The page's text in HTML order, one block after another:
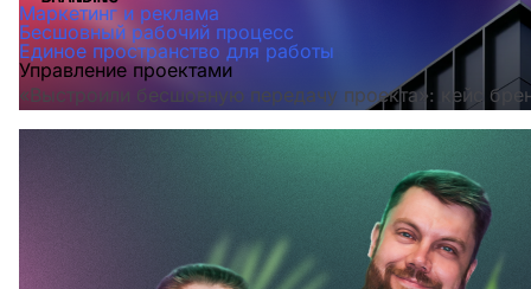
Маркетинг и реклама
Бесшовный рабочий процесс
Единое пространство для работы
Управление проектами
«Выстроили бесшовную передачу проекта»: кейс